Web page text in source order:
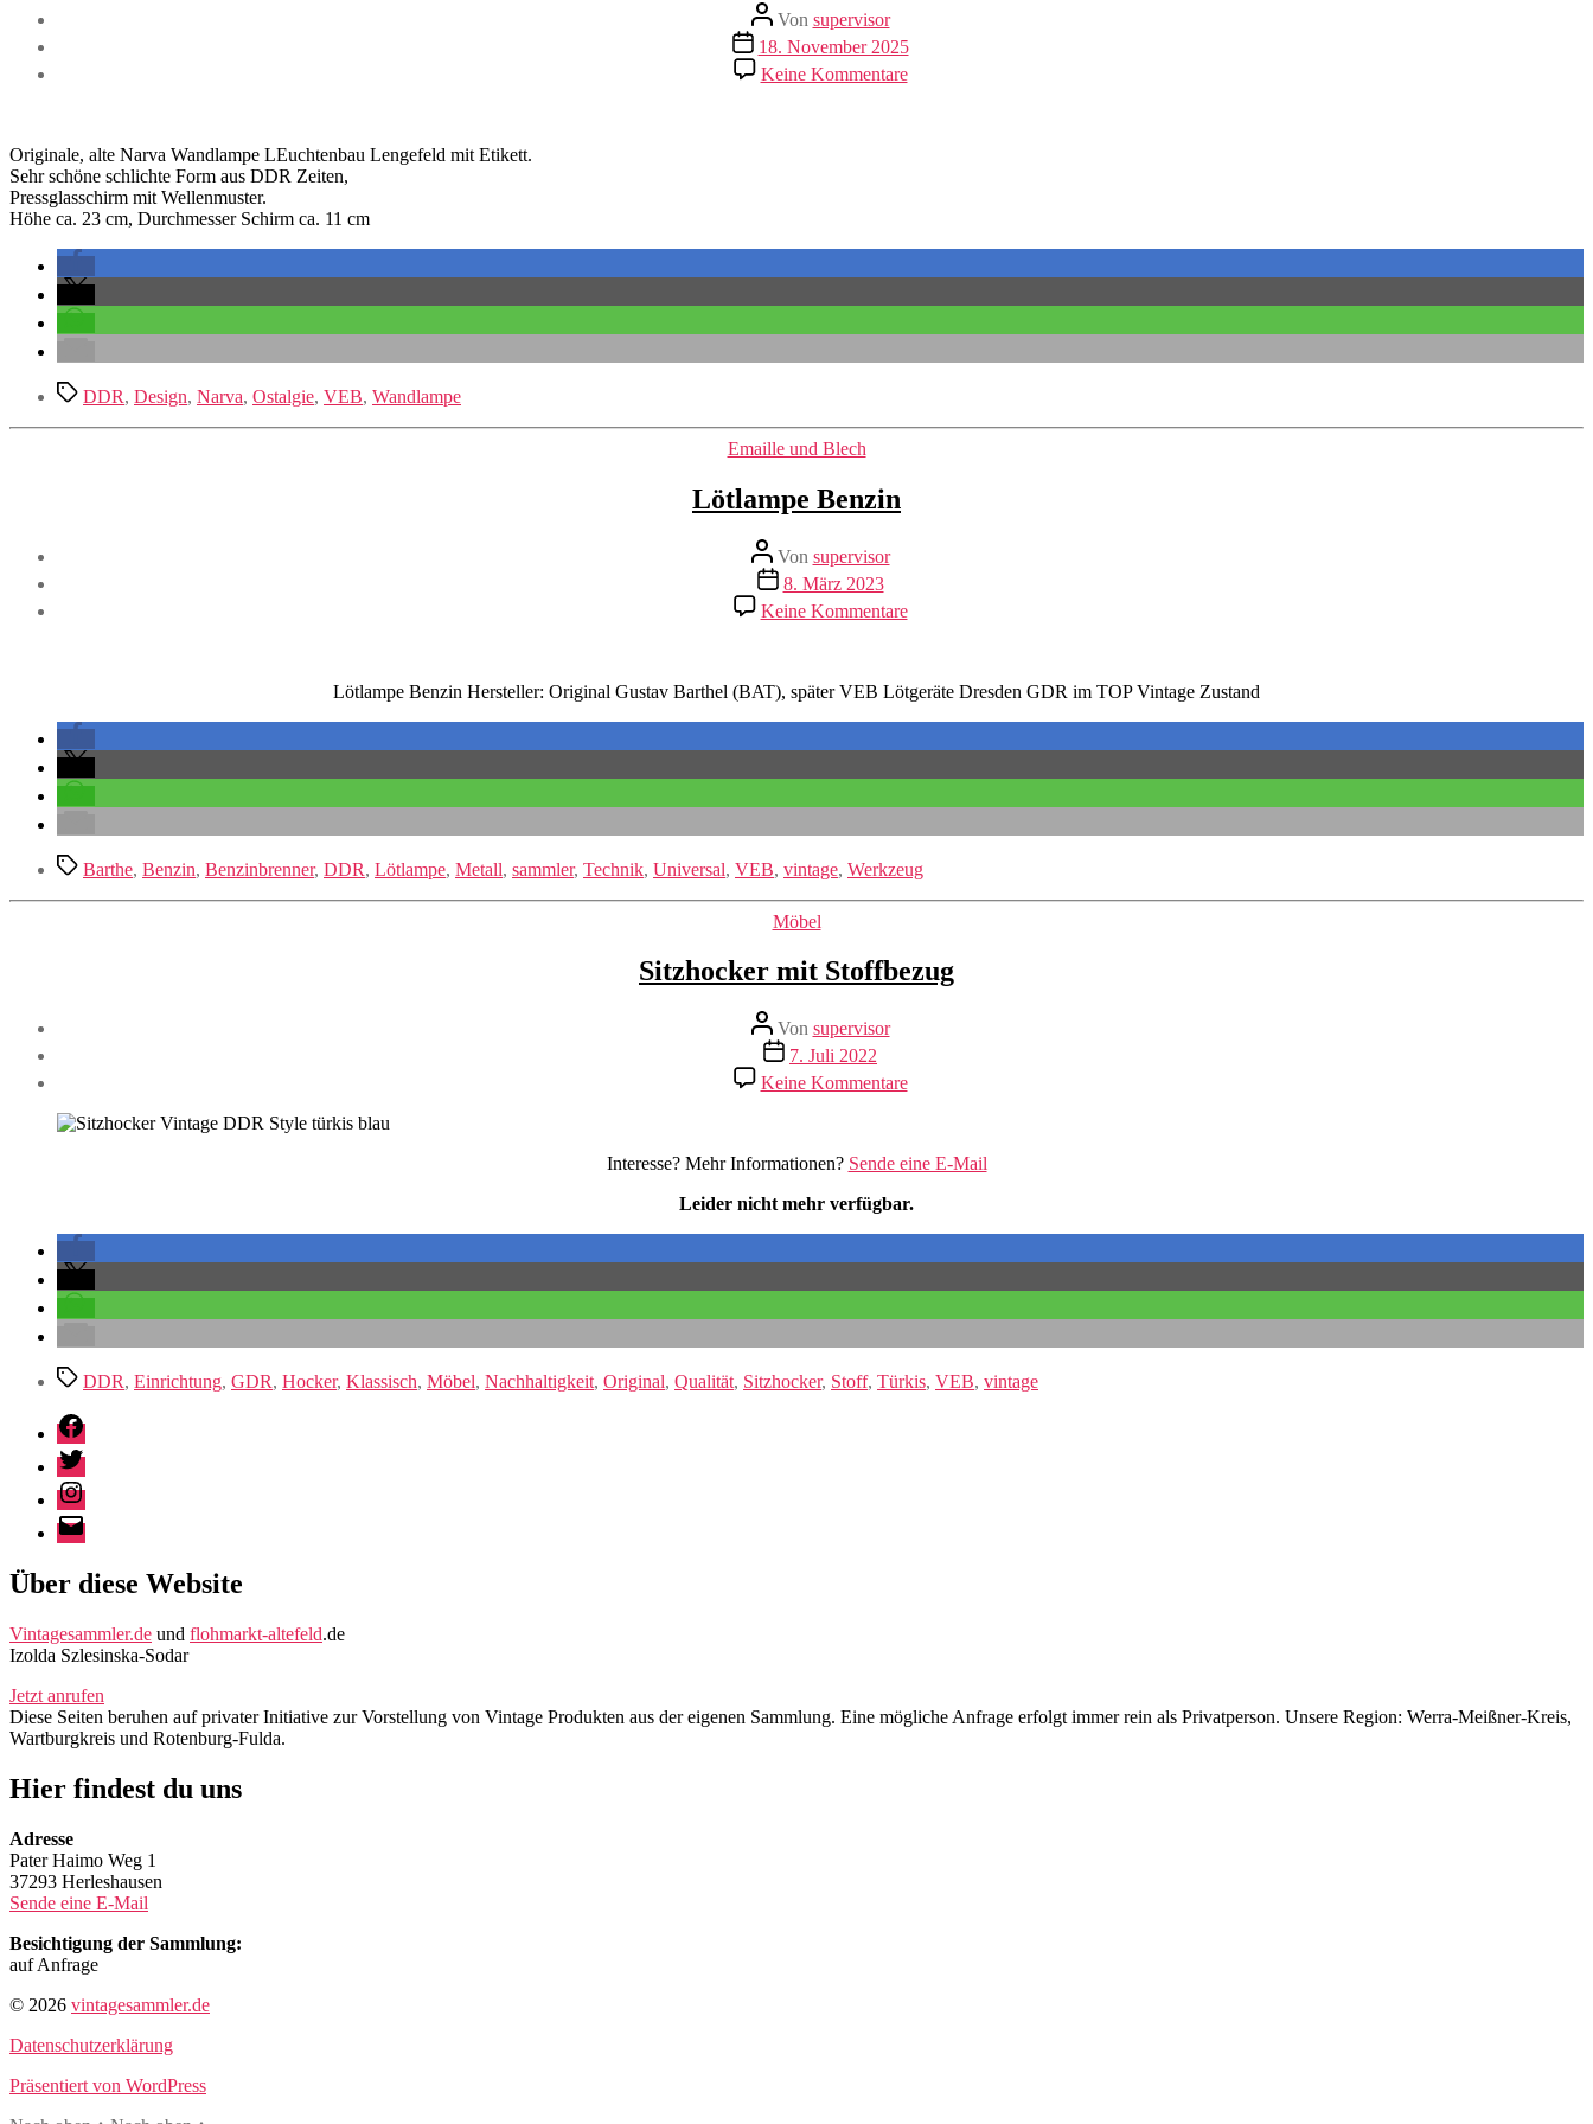
Beitragsautor
Von supervisor
Veröffentlichungsdatum
18. November 2025
Keine Kommentarezu
DDR
Originale, alte Narva Wandlampe LEuchtenbau Lengefeld mit Etikett.
Sehr schöne schlichte Form aus DDR Zeiten,
Pressglasschirm mit Wellenmuster.
Höhe ca. 23 cm, Durchmesser Schirm ca. 11 cm
Schlagwörter
DDR, Design, Narva, Ostalgie, VEB, Wandlampe
Kategorien
Emaille und Blech
Lötlampe Benzin
Beitragsautor
Von supervisor
Veröffentlichungsdatum
8. März 2023
Keine Kommentarezu
Lötlampe
Lötlampe Benzin Hersteller: Original Gustav Barthel (BAT), später VEB Lötgeräte Dresden GDR im TOP Vintage Zustand
Schlagwörter
Barthe, Benzin, Benzinbrenner, DDR, Lötlampe, Metall, sammler, Technik, Universal, VEB, vintage, Werkzeug
Kategorien
Möbel
Sitzhocker mit Stoffbezug
Beitragsautor
Von supervisor
Veröffentlichungsdatum
7. Juli 2022
Keine Kommentarezu
Sitzhocker
Interesse? Mehr Informationen? Sende eine E-Mail
Leider nicht mehr verfügbar.
Schlagwörter
DDR, Einrichtung, GDR, Hocker, Klassisch, Möbel, Nachhaltigkeit, Original, Qualität, Sitzhocker, Stoff, Türkis, VEB, vintage
Facebook
Twitter
Instagram
E-
Mail
Über diese Website
Vintagesammler.de und flohmarkt-altefeld.de
Izolda Szlesinska-Sodar
Jetzt anrufen
Diese Seiten beruhen auf privater Initiative zur Vorstellung von Vintage Produkten aus der eigenen Sammlung. Eine mögliche Anfrage erfolgt immer rein als Privatperson. Unsere Region: Werra-Meißner-Kreis,
Wartburgkreis und Rotenburg-Fulda.
Hier findest du uns
Adresse
Pater Haimo Weg 1
37293 Herleshausen
Sende eine E-Mail
Besichtigung der Sammlung:
auf Anfrage
© 2026 vintagesammler.de
Datenschutzerklärung
Präsentiert von WordPress